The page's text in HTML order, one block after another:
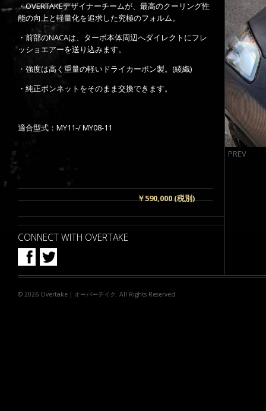
・OVERTAKEデザイナーチームが、最高のクーリング性
能の向上と軽量化を追求した究極のフォルム。
・前部のNACAは、ターボ本体周辺へダイレクトにフレ
ッショエアーを送り込みます。
・強度は高く重量の軽いドライカーボン製。(綾織)
・純正ボンネットをそのまま交換できます。
適合型式：MY11-/ MY08-11
￥590,000 (税別)
CONNECT WITH OVERTAKE
PREV
© 2026 Overtake | オーバーテイク . All Rights Reserved.